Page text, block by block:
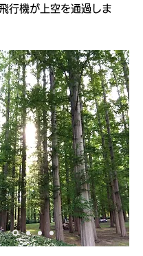
行機が上空を通過しま